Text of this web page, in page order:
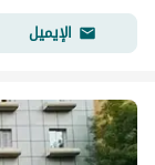
الإيميل